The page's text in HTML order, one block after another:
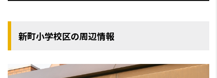
新町小学校区の周辺情報